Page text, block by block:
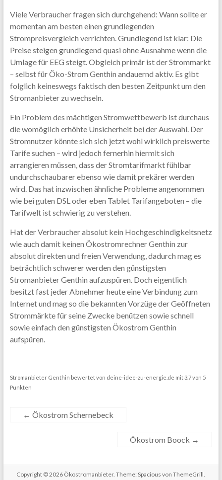
Viele Verbraucher fragen sich durchgehend: Wann sollte er
momentan am besten einen grundlegenden
Strompreisvergleich verrichten. Grundlegend ist klar: Die
Preise steigen grundlegend quasi ohne Ausnahme wenn die
Umlage für EEG steigt. Obgleich primär ist der Strommarkt
– selbst für Öko-Strom Genthin andauernd aktiv. Es gibt
folglich keineswegs faktisch den besten Zeitpunkt um den
Stromanbieter zu wechseln.
Ein Problem des mächtigen Stromwettbewerb ist durchaus
die womöglich erhöhte Unsicherheit bei der Auswahl. Der
Stromnutzer könnte sich sich jetzt wohl wirklich preiswerte
Tarife suchen – wird jedoch fernerhin hiermit sich
arrangieren müssen, dass der Stromtarifmarkt fühlbar
undurchschaubarer ebenso wie damit prekärer werden
wird. Das hat inzwischen ähnliche Probleme angenommen
wie bei guten DSL oder eben Tablet Tarifangeboten – die
Tarifwelt ist schwierig zu verstehen.
Hat der Verbraucher absolut kein Hochgeschindigkeitsnetz
wie auch damit keinen Ökostromrechner Genthin zur
absolut direkten und freien Verwendung, dadurch mag es
beträchtlich schwerer werden den günstigsten
Stromanbieter Genthin aufzuspüren. Doch eigentlich
besitzt fast jeder Abnehmer heute eine Verbindung zum
Internet und mag so die bekannten Vorzüge der Geöffneten
Strommärkte für seine Zwecke benützen sowie schnell
sowie einfach den günstigsten Ökostrom Genthin
aufspüren.
Stromanbieter Genthin bewertet von deine-idee-zu-energie.de mit3.7von 5
Punkten
← Ökostrom Schernebeck
Ökostrom Boock →
Copyright © 2026 Ökostromanbieter. Theme: Spacious von ThemeGrill.